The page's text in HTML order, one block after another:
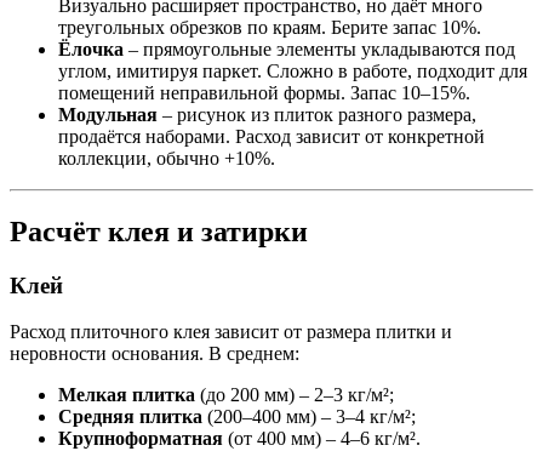
Визуально расширяет пространство, но даёт много
треугольных обрезков по краям. Берите запас 10%.
Ёлочка – прямоугольные элементы укладываются под
углом, имитируя паркет. Сложно в работе, подходит для
помещений неправильной формы. Запас 10–15%.
Модульная – рисунок из плиток разного размера,
продаётся наборами. Расход зависит от конкретной
коллекции, обычно +10%.
Расчёт клея и затирки
Клей
Расход плиточного клея зависит от размера плитки и
неровности основания. В среднем:
Мелкая плитка (до 200 мм) – 2–3 кг/м²;
Средняя плитка (200–400 мм) – 3–4 кг/м²;
Крупноформатная (от 400 мм) – 4–6 кг/м².